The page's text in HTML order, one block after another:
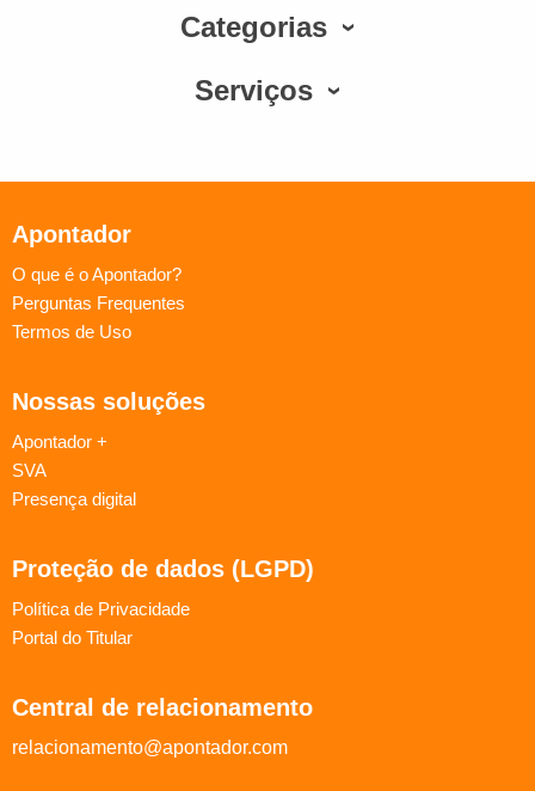
Categorias
Serviços
Apontador
O que é o Apontador?
Perguntas Frequentes
Termos de Uso
Nossas soluções
Apontador +
SVA
Presença digital
Proteção de dados (LGPD)
Política de Privacidade
Portal do Titular
Central de relacionamento
relacionamento@apontador.com